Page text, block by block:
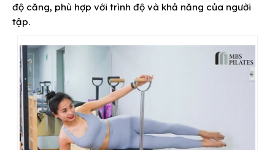
độ căng, phù hợp với trình độ và khả năng của người
tập.